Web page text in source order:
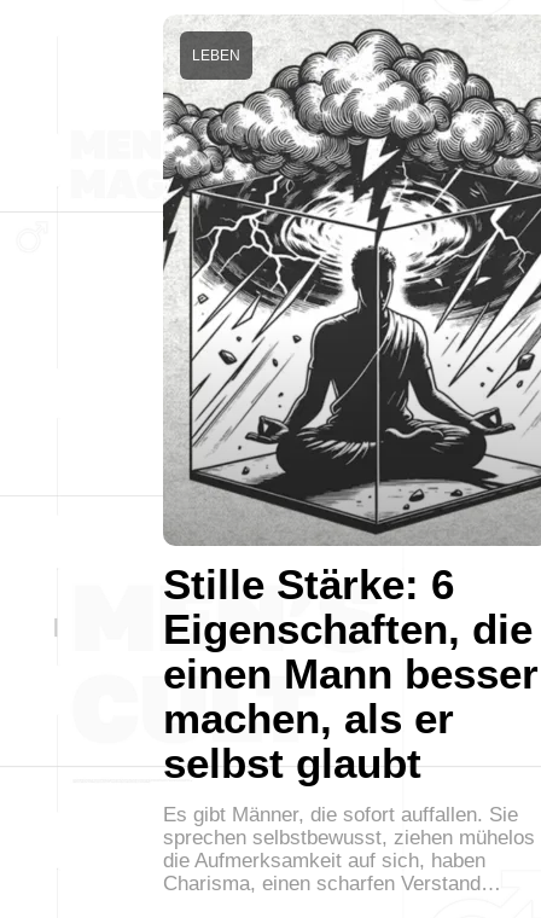
Stille Stärke: 6
Eigenschaften, die
einen Mann besser
machen, als er
selbst glaubt
LEBEN
Es gibt Männer, die sofort auffallen. Sie
sprechen selbstbewusst, ziehen mühelos
die Aufmerksamkeit auf sich, haben
Charisma, einen scharfen Verstand…